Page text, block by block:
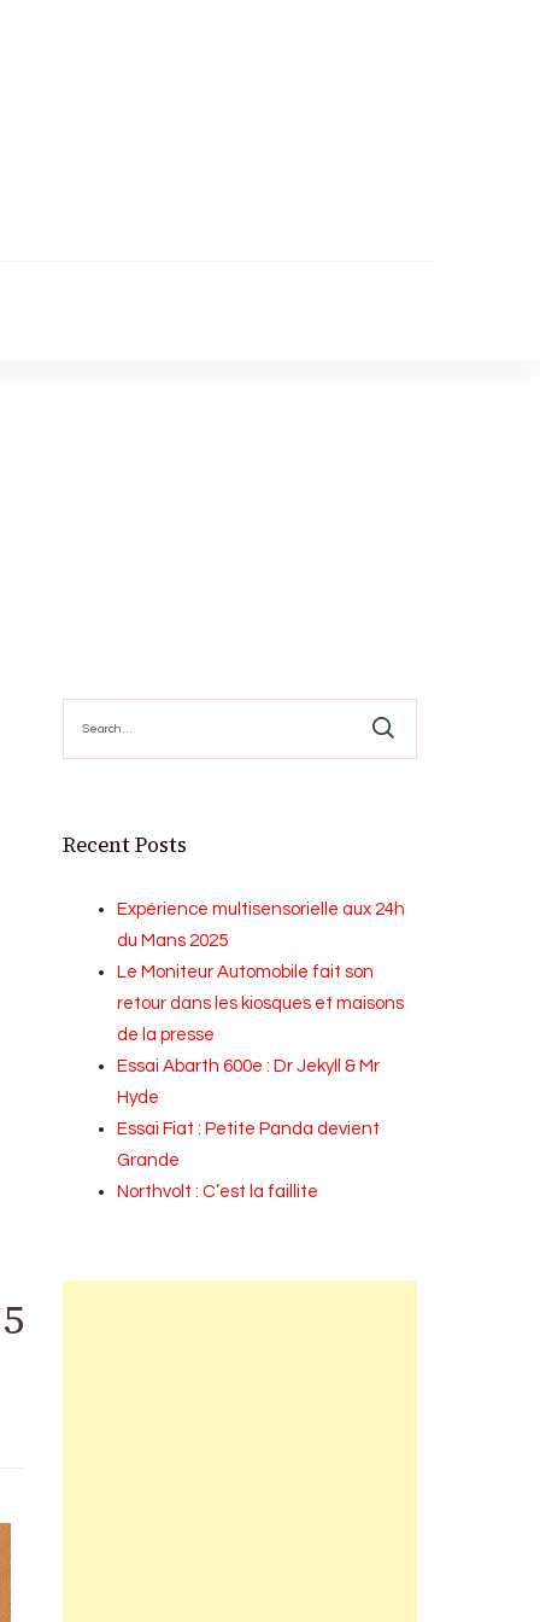
for:
Recent Posts
Expérience multisensorielle aux 24h
du Mans 2025
Le Moniteur Automobile fait son
retour dans les kiosques et maisons
de la presse
Essai Abarth 600e : Dr Jekyll & Mr
Hyde
Essai Fiat : Petite Panda devient
Grande
Northvolt : C’est la faillite